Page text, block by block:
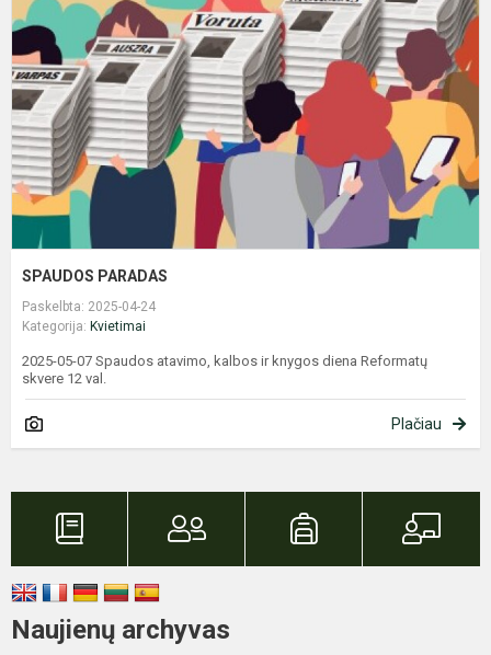
SPAUDOS PARADAS
Paskelbta: 2025-04-24
Kategorija: Kvietimai
2025-05-07 Spaudos atavimo, kalbos ir knygos diena Reformatų
skvere 12 val.
Plačiau
Naujienų archyvas